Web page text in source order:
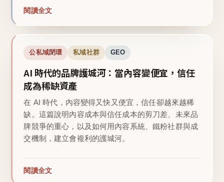
閱讀全文
公私域閉環 私域社群 GEO
AI 時代的品牌護城河：當內容變便宜，信任
成為稀缺資產
在 AI 時代，內容變得又快又便宜，信任卻越來越稀
缺。這篇說明內容成本與信任成本的剪刀差、未來品
牌競爭的重心，以及如何用內容系統、鐵粉社群與成
交機制，建立會複利的護城河。
閱讀全文